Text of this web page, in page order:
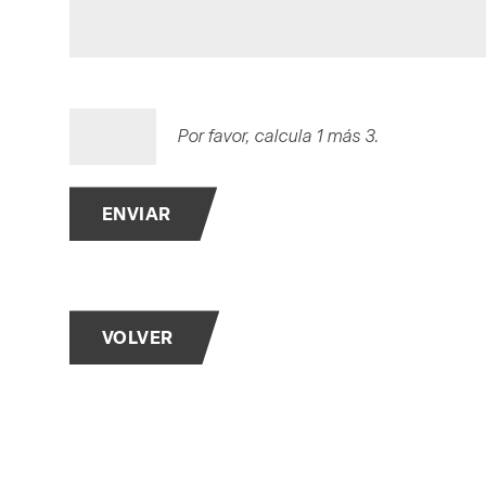
Por favor, calcula 1 más 3.
ENVIAR
VOLVER